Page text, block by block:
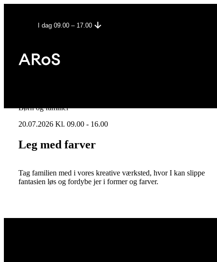
I dag 09.00 – 17.00
Børn og familier
20.07.2026 Kl. 09.00 - 16.00
Leg med farver
Tag familien med i vores kreative værksted, hvor I kan slippe
fantasien løs og fordybe jer i former og farver.